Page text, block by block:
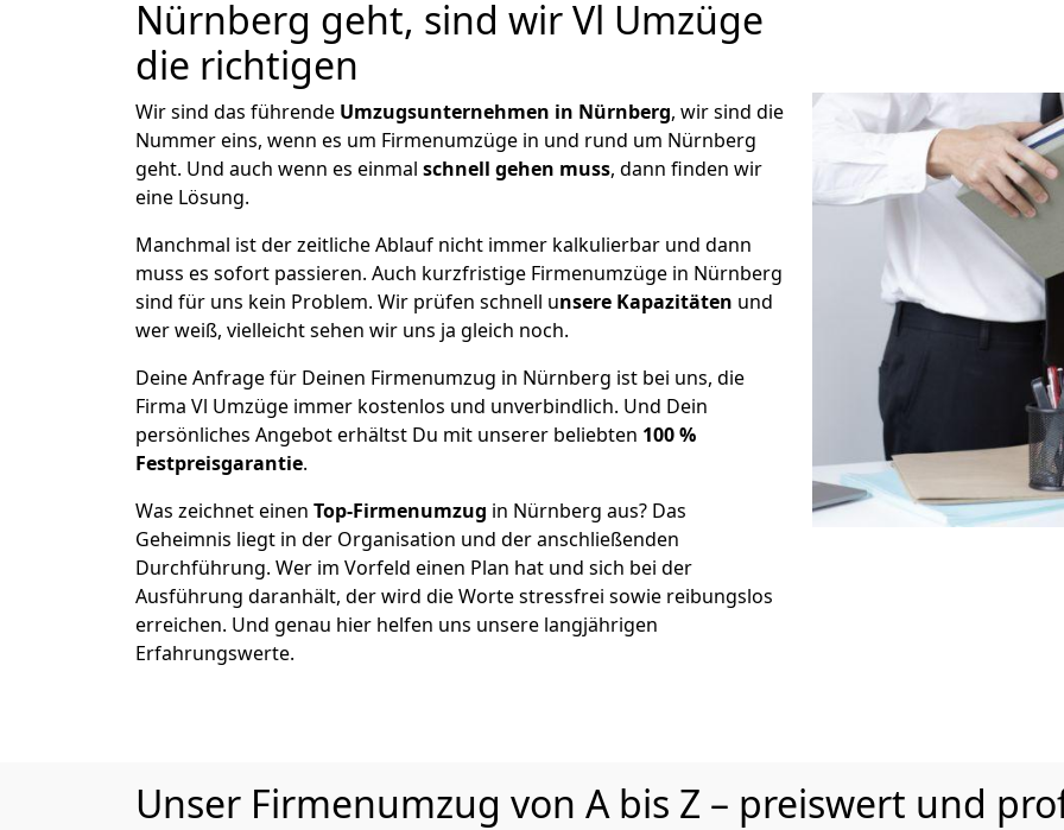
Nürnberg geht, sind wir Vl Umzüge
die richtigen
Wir sind das führende Umzugsunternehmen in Nürnberg, wir sind die
Nummer eins, wenn es um Firmenumzüge in und rund um Nürnberg
geht. Und auch wenn es einmal schnell gehen muss, dann finden wir
eine Lösung.
Manchmal ist der zeitliche Ablauf nicht immer kalkulierbar und dann
muss es sofort passieren. Auch kurzfristige Firmenumzüge in Nürnberg
sind für uns kein Problem. Wir prüfen schnell unsere Kapazitäten und
wer weiß, vielleicht sehen wir uns ja gleich noch.
Deine Anfrage für Deinen Firmenumzug in Nürnberg ist bei uns, die
Firma Vl Umzüge immer kostenlos und unverbindlich. Und Dein
persönliches Angebot erhältst Du mit unserer beliebten 100 %
Festpreisgarantie.
Was zeichnet einen Top-Firmenumzug in Nürnberg aus? Das
Geheimnis liegt in der Organisation und der anschließenden
Durchführung. Wer im Vorfeld einen Plan hat und sich bei der
Ausführung daranhält, der wird die Worte stressfrei sowie reibungslos
erreichen. Und genau hier helfen uns unsere langjährigen
Erfahrungswerte.
Unser Firmenumzug von A bis Z – preiswert und